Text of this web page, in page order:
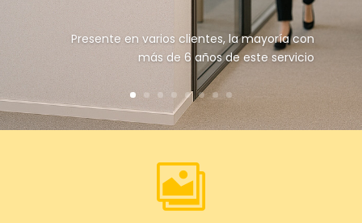
Presente en varios clientes, la mayoría con
más de 6 años de este servicio
